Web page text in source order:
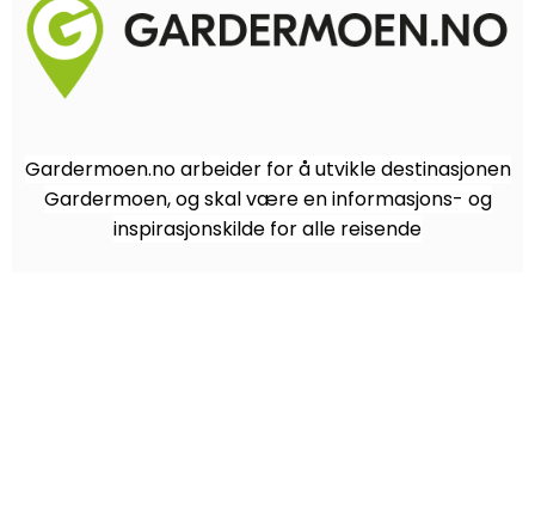
Gardermoen.no arbeider for å utvikle destinasjonen
Gardermoen, og skal være en informasjons- og
inspirasjonskilde for alle reisende